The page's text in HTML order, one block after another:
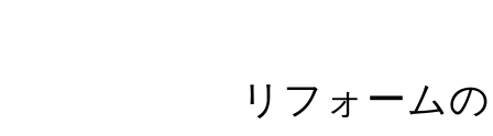
リフォーム